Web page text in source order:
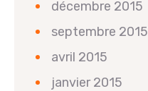
décembre 2015
septembre 2015
avril 2015
janvier 2015